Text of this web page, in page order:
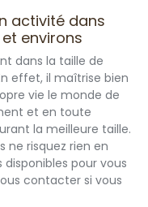
activité dans
environs
dans la taille de
effet, il maîtrise bien
vie le monde de
et en toute
la meilleure taille.
ne risquez rien en
pour vous
contacter si vous